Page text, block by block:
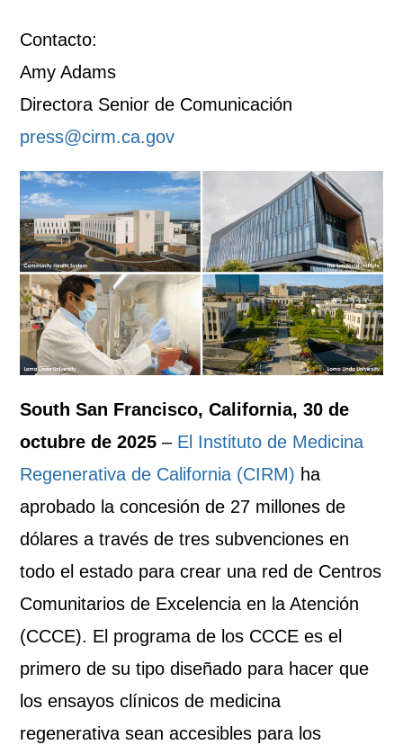
Contacto:
Amy Adams
Directora Senior de Comunicación
press@cirm.ca.gov
South San Francisco, California, 30 de
octubre de 2025– El Instituto de Medicina
Regenerativa de California (CIRM) ha
aprobado la concesión de 27 millones de
dólares a través de tres subvenciones en
todo el estado para crear una red de Centros
Comunitarios de Excelencia en la Atención
(CCCE). El programa de los CCCE es el
primero de su tipo diseñado para hacer que
los ensayos clínicos de medicina
regenerativa sean accesibles para los